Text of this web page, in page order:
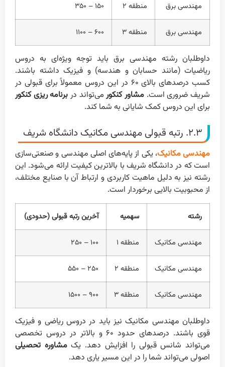
مهندسی برق منطقه ۲ ۱۵۰ – ۳۵۰
مهندسی برق منطقه ۳ ۶۰۰ – ۱۱۰۰
داوطلبان رشته مهندسی برق باید توجه ویژه‌ای به دروس
ریاضیات (مانند حسابان و هندسه) و فیزیک داشته باشند.
کسب درصدهای بالای ۶۰ در این دروس معمولاً برای قبولی در
شریف ضروری است. مشاور کنکورمی‌تواند در برنامه ریزی کنکور
برای این دروس کمک شایانی به شما کند.
۲.۳. رتبه قبولی مهندسی مکانیک دانشگاه شریف
مهندسی مکانیک، یکی از پایه‌های اصلی مهندسی و صنعتی‌سازی
است که در دانشگاه شریف با بالاترین کیفیت ارائه می‌شود. این
رشته نیز به دلیل ماهیت کاربردی و ارتباط آن با صنایع مختلف،
از محبوبیت بالایی برخوردار است.
رشته سهمیه آخرین رتبه قبولی (حدودی)
مهندسی مکانیک منطقه ۱ ۱۰۰ – ۲۵۰
مهندسی مکانیک منطقه ۲ ۲۵۰ – ۵۵۰
مهندسی مکانیک منطقه ۳ ۹۰۰ – ۱۵۰۰
داوطلبان مهندسی مکانیک نیز باید در دروس ریاضی و فیزیک
قوی باشند. درصد‌های حدود ۶۰ و بالاتر در دروس تخصصی
می‌تواند شانس قبولی را افزایش دهد. یکمشاوره تحصیلی
اصولی می‌تواند شما را در این مسیر یاری دهد.